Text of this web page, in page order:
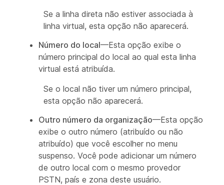
Se a linha direta não estiver associada à
linha virtual, esta opção não aparecerá.
Número do local—Esta opção exibe o
número principal do local ao qual esta linha
virtual está atribuída.
Se o local não tiver um número principal,
esta opção não aparecerá.
Outro número da organização—Esta opção
exibe o outro número (atribuído ou não
atribuído) que você escolher no menu
suspenso. Você pode adicionar um número
de outro local com o mesmo provedor
PSTN, país e zona deste usuário.